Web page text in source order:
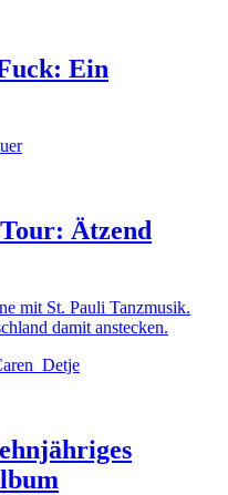
Ein
Ätzend
mit St. Pauli Tanzmusik.
damit anstecken.